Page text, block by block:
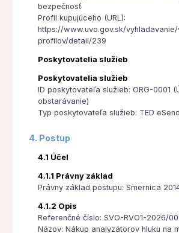
bezpečnosť
Profil kupujúceho (URL):
https://www.uvo.gov.sk/
profilov/detail/239
Poskytovatelia služieb
Poskytovatelia služieb
ID poskytovateľa služieb: ORG-0001
obstarávanie)
Typ poskytovateľa služieb: TED
4. Postup
4.1 Účel
4.1.1 Právny základ
Právny základ postupu: Smernica
4.1.2 Opis
Referenčné číslo: SVO-RVO1-2026/
Názov: Nákup analyzátorov hluku na